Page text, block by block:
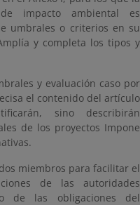
impacto ambiental es
umbrales o criterios en su
y completa los tipos y
y evaluación caso por
el contenido del artículo
sino describirán
de los proyectos Impone
miembros para facilitar el
de las autoridades
de las obligaciones del